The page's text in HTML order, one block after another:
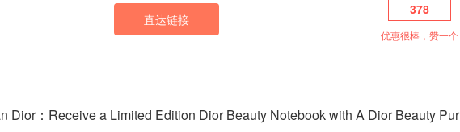
直达链接
378
优惠很棒，赞一个
Dior：Receive a Limited Edition Dior Beauty Notebook with A Dior Beauty Pur